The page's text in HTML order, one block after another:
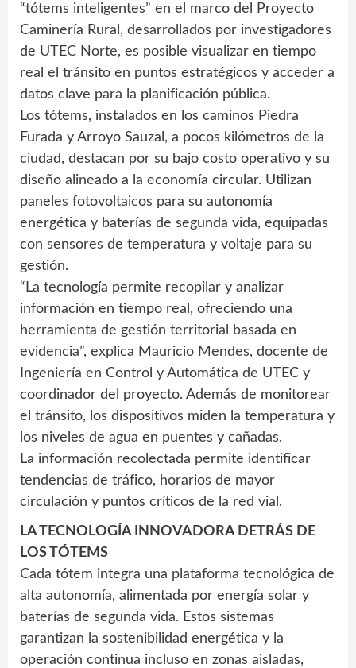
“tótems inteligentes” en el marco del Proyecto
Caminería Rural, desarrollados por investigadores
de UTEC Norte, es posible visualizar en tiempo
real el tránsito en puntos estratégicos y acceder a
datos clave para la planificación pública.
Los tótems, instalados en los caminos Piedra
Furada y Arroyo Sauzal, a pocos kilómetros de la
ciudad, destacan por su bajo costo operativo y su
diseño alineado a la economía circular. Utilizan
paneles fotovoltaicos para su autonomía
energética y baterías de segunda vida, equipadas
con sensores de temperatura y voltaje para su
gestión.
“La tecnología permite recopilar y analizar
información en tiempo real, ofreciendo una
herramienta de gestión territorial basada en
evidencia”, explica Mauricio Mendes, docente de
Ingeniería en Control y Automática de UTEC y
coordinador del proyecto. Además de monitorear
el tránsito, los dispositivos miden la temperatura y
los niveles de agua en puentes y cañadas.
La información recolectada permite identificar
tendencias de tráfico, horarios de mayor
circulación y puntos críticos de la red vial.
LA TECNOLOGÍA INNOVADORA DETRÁS DE
LOS TÓTEMS
Cada tótem integra una plataforma tecnológica de
alta autonomía, alimentada por energía solar y
baterías de segunda vida. Estos sistemas
garantizan la sostenibilidad energética y la
operación continua incluso en zonas aisladas,